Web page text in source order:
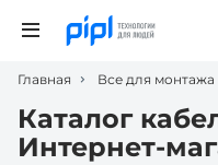
Главная Все для монтажа
Каталог
Интернет-